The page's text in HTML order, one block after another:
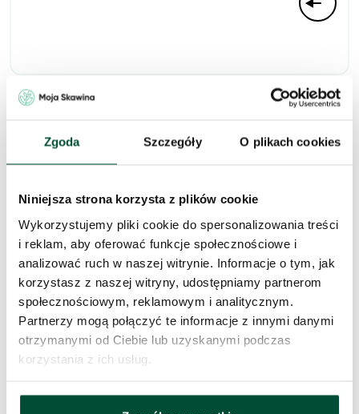
Zgoda Szczegóły O plikach cookies
Niniejsza strona korzysta z plików cookie
Wykorzystujemy pliki cookie do spersonalizowania treści
i reklam, aby oferować funkcje społecznościowe i
analizować ruch w naszej witrynie. Informacje o tym, jak
korzystasz z naszej witryny, udostępniamy partnerom
społecznościowym, reklamowym i analitycznym.
Partnerzy mogą połączyć te informacje z innymi danymi
otrzymanymi od Ciebie lub uzyskanymi podczas
korzystania z ich usług.
Zapytaj o to
mieszkanie
Skorzystaj z formularza i przekaż naszym doradcom prośbę o
kontakt w sprawie tego mieszkania.
Skontaktujemy się w przeciągu 1 dnia roboczego.
Imię i nazwisko